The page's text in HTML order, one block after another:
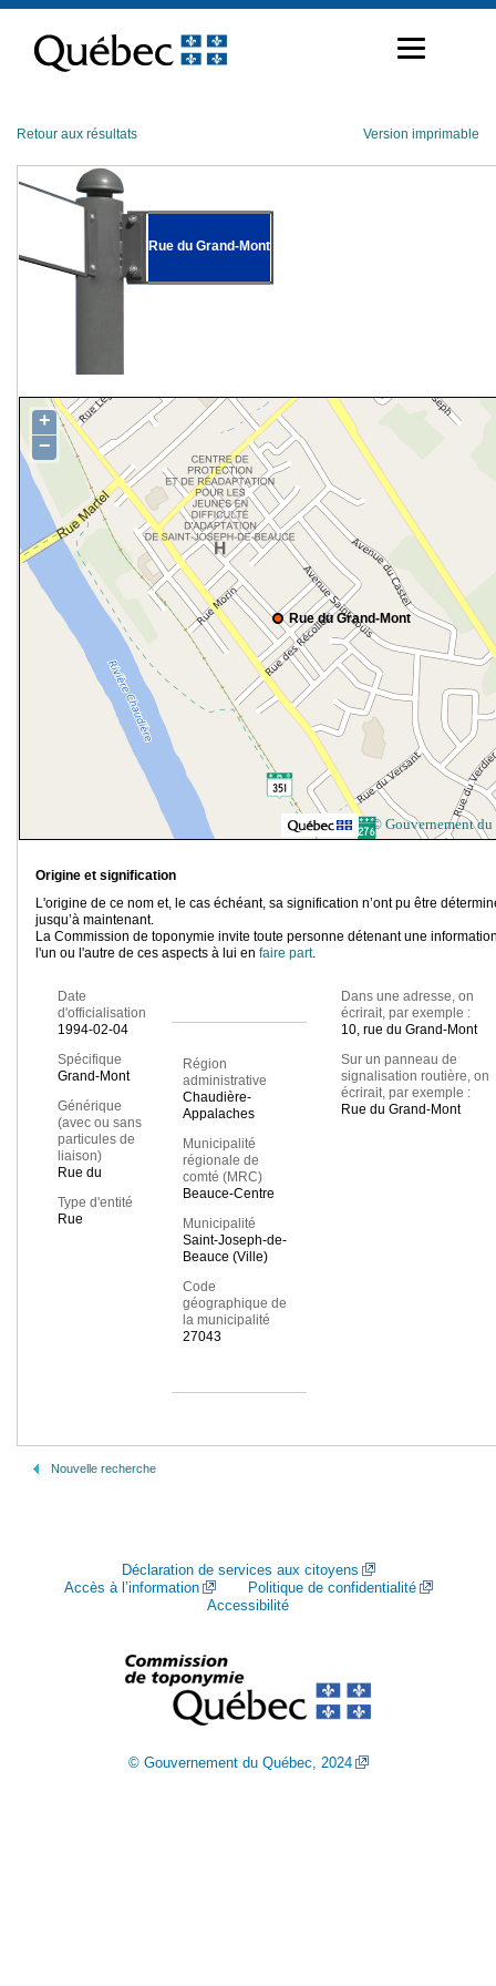
contenu
Retour aux résultats Version imprimable
Rue du Grand-Mont
Rue du Grand-Mont
+
−
© Gouvernement du
Origine et signification
L'origine de ce nom et, le cas échéant, sa signification n’ont pu être
jusqu’à maintenant.
La Commission de toponymie invite toute personne détenant une
l'un ou l'autre de ces aspects à lui en faire part.
Date
d'officialisation
1994-02-04
Spécifique
Grand-Mont
Générique
(avec ou sans
particules de
liaison)
Rue du
Type d'entité
Rue
Région
administrative
Chaudière-
Appalaches
Municipalité
régionale de
comté (MRC)
Beauce-Centre
Municipalité
Saint-Joseph-de-
Beauce (Ville)
Code
géographique de
la municipalité
27043
Dans une adresse, on
écrirait, par exemple :
10, rue du Grand-Mont
Sur un panneau de
signalisation routière, on
écrirait, par exemple :
Rue du Grand-Mont
Nouvelle recherche
Déclaration de services aux citoyens
Accès à l’information
Politique de confidentialité
Accessibilité
© Gouvernement du Québec, 2024